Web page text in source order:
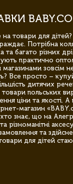
товари для
Потрібна
та багато різних
практично
зовсім
Все просто –
дитячих
польських
ціни та якості.
магазин
знає, що на
різноманітні
та
для дітей